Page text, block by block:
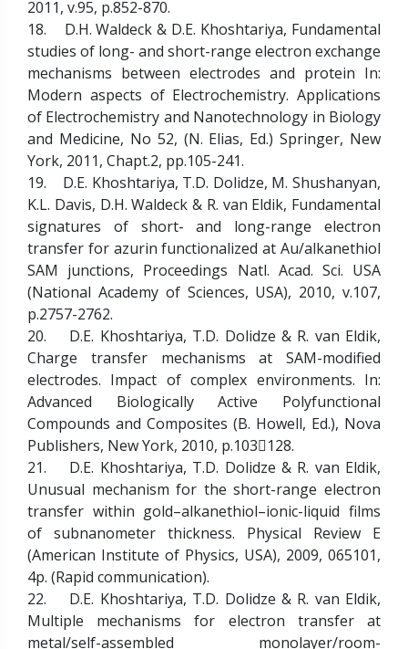
2011, v.95, p.852-870.
18. D.H. Waldeck & D.E. Khoshtariya, Fundamental
studies of long- and short-range electron exchange
mechanisms between electrodes and protein In:
Modern aspects of Electrochemistry. Applications
of Electrochemistry and Nanotechnology in Biology
and Medicine, No 52, (N. Elias, Ed.) Springer, New
York, 2011, Chapt.2, pp.105-241.
19. D.E. Khoshtariya, T.D. Dolidze, M. Shushanyan,
K.L. Davis, D.H. Waldeck & R. van Eldik, Fundamental
signatures of short- and long-range electron
transfer for azurin functionalized at Au/alkanethiol
SAM junctions, Proceedings Natl. Acad. Sci. USA
(National Academy of Sciences, USA), 2010, v.107,
p.2757-2762.
20. D.E. Khoshtariya, T.D. Dolidze & R. van Eldik,
Charge transfer mechanisms at SAM-modified
electrodes. Impact of complex environments. In:
Advanced Biologically Active Polyfunctional
Compounds and Composites (B. Howell, Ed.), Nova
Publishers, New York, 2010, p.103128.
21. D.E. Khoshtariya, T.D. Dolidze & R. van Eldik,
Unusual mechanism for the short-range electron
transfer within gold–alkanethiol–ionic-liquid films
of subnanometer thickness. Physical Review E
(American Institute of Physics, USA), 2009, 065101,
4p. (Rapid communication).
22. D.E. Khoshtariya, T.D. Dolidze & R. van Eldik,
Multiple mechanisms for electron transfer at
metal/self-assembled monolayer/room-